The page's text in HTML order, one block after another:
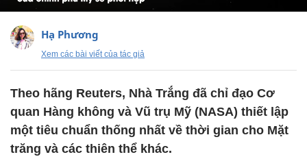
Hạ Phương
Xem các bài viết của tác giả
Theo hãng Reuters, Nhà Trắng đã chỉ đạo Cơ
quan Hàng không và Vũ trụ Mỹ (NASA) thiết lập
một tiêu chuẩn thống nhất về thời gian cho Mặt
trăng và các thiên thể khác.